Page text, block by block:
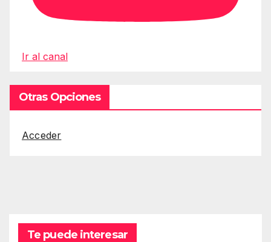
Ir al canal
Otras Opciones
Acceder
Te puede interesar